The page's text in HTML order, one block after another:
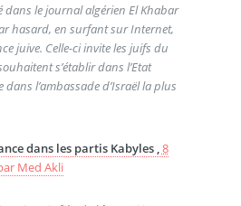
dans le journal algérien El Khabar
hasard, en surfant sur Internet,
juive. Celle-ci invite les juifs du
s’établir dans l’Etat
l’ambassade d’Israël la plus
dans les partis Kabyles , 8
Med Akli